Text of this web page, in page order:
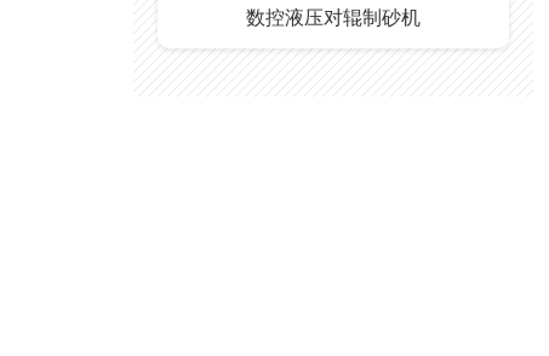
数控液压对辊制砂机